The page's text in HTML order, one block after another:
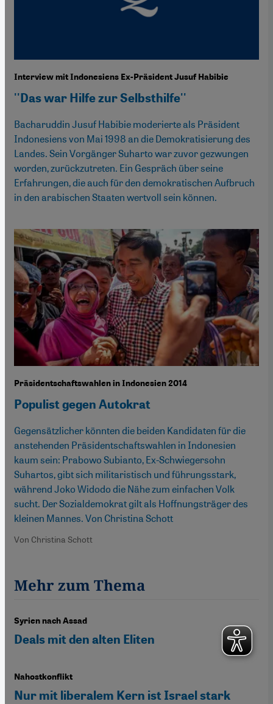
Interview mit Indonesiens Ex-Präsident Jusuf Habibie
''Das war Hilfe zur Selbsthilfe''
Bacharuddin Jusuf Habibie moderierte als Präsident
Indonesiens von Mai 1998 an die Demokratisierung des
Landes. Sein Vorgänger Suharto war zuvor gezwungen
worden, zurückzutreten. Ein Gespräch über seine
Erfahrungen, die auch für den demokratischen Aufbruch
in den arabischen Staaten wertvoll sein können.
Präsidentschaftswahlen in Indonesien 2014
Populist gegen Autokrat
Gegensätzlicher könnten die beiden Kandidaten für die
anstehenden Präsidentschaftswahlen in Indonesien
kaum sein: Prabowo Subianto, Ex-Schwiegersohn
Suhartos, gibt sich militaristisch und führungsstark,
während Joko Widodo die Nähe zum einfachen Volk
sucht. Der Sozialdemokrat gilt als Hoffnungsträger des
kleinen Mannes. Von Christina Schott
Von Christina Schott
Mehr zum Thema
Syrien nach Assad
Deals mit den alten Eliten
Nahostkonflikt
Nur mit liberalem Kern ist Israel stark